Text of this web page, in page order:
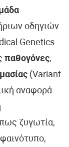
οδηγιών
Genetics
παθογόνες,
(Variant
αναφορά
ζυγωτία,